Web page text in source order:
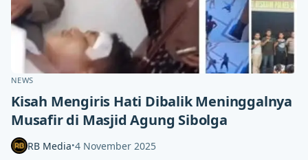
NEWS
Kisah Mengiris Hati Dibalik Meninggalnya
Musafir di Masjid Agung Sibolga
RB Media•4 November 2025